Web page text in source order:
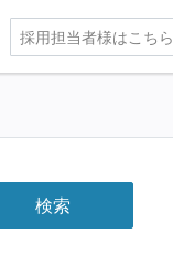
採用担当者様はこちら